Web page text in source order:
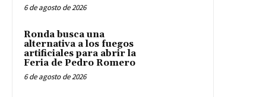
6 de agosto de 2026
Ronda busca una
alternativa a los fuegos
artificiales para abrir la
Feria de Pedro Romero
6 de agosto de 2026